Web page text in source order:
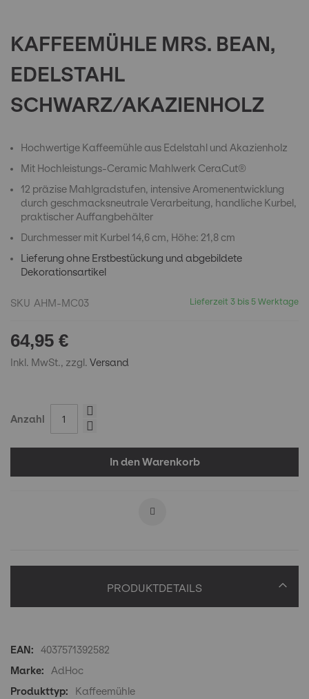
of
the
gallery
KAFFEEMÜHLE MRS. BEAN,
EDELSTAHL
SCHWARZ/AKAZIENHOLZ
Hochwertige Kaffeemühle aus Edelstahl und Akazienholz
Mit Hochleistungs-Ceramic Mahlwerk CeraCut®
12 präzise Mahlgradstufen, intensive Aromenentwicklung
durch geschmacksneutrale Verarbeitung, handliche Kurbel,
praktischer Auffangbehälter
Durchmesser mit Kurbel 14,6 cm, Höhe: 21,8 cm
Lieferung ohne Erstbestückung und abgebildete
Dekorationsartikel
Lieferzeit 3 bis 5 Werktage
SKU AHM-MC03
64,95 €
Inkl. MwSt., zzgl. Versand
Anzahl
In den Warenkorb
PRODUKTDETAILS
Produktdetails
4037571392582
AdHoc
Kaffeemühle